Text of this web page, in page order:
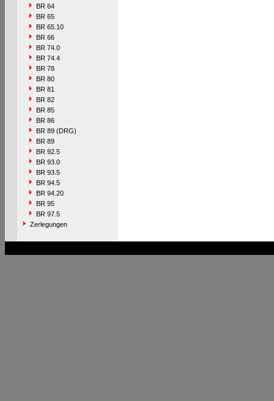
BR 64
BR 65
BR 65.10
BR 66
BR 74.0
BR 74.4
BR 78
BR 80
BR 81
BR 82
BR 85
BR 86
BR 89 (DRG)
BR 89
BR 92.5
BR 93.0
BR 93.5
BR 94.5
BR 94.20
BR 95
BR 97.5
Zerlegungen